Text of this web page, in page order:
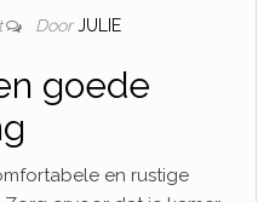
Door JULIE
goede
en rustige